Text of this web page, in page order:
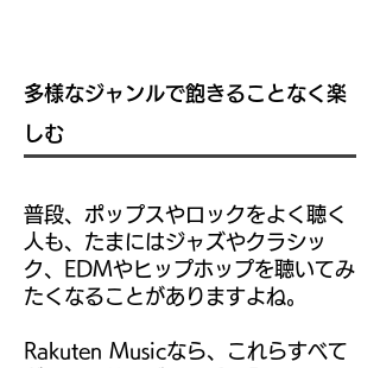
多様なジャンルで飽きることなく楽
しむ
普段、ポップスやロックをよく聴く
人も、たまにはジャズやクラシッ
ク、EDMやヒップホップを聴いてみ
たくなることがありますよね。
Rakuten Musicなら、これらすべて